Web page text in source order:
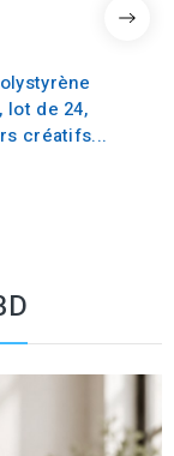
lot de 24,
créatifs...